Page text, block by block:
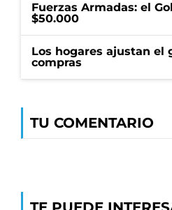
Fuerzas Armadas: el
$50.000
Los hogares ajustan el
compras
TU COMENTARIO